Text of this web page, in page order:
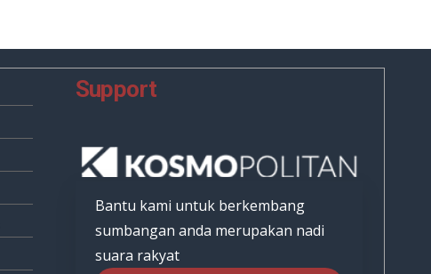
Support
Bantu kami untuk berkembang
sumbangan anda merupakan nadi
suara rakyat